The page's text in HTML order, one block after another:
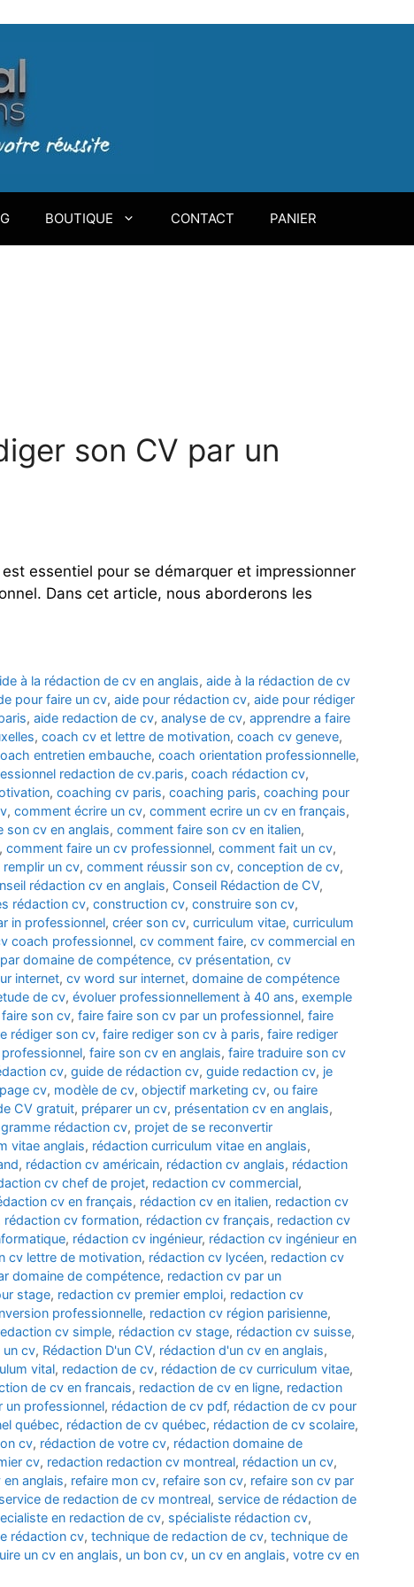
BOUTIQUE CONTACT PANIER
son CV par un
essentiel pour se démarquer et impressionner
Dans cet article, nous aborderons les
à la rédaction de cv en anglais,aide à la rédaction de cv
pour faire un cv, aide pour rédaction cv, aide pour rédiger
, aide redaction de cv, analyse de cv, apprendre a faire
, coach cv et lettre de motivation, coach cv geneve,
entretien embauche, coach orientation professionnelle,
redaction de cv.paris, coach rédaction cv,
, coaching cv paris, coaching paris, coaching pour
, comment écrire un cv, comment ecrire un cv en français,
son cv en anglais, comment faire son cv en italien,
, comment faire un cv professionnel, comment fait un cv,
un cv, comment réussir son cv, conception de cv,
rédaction cv en anglais, Conseil Rédaction de CV,
rédaction cv, construction cv, construire son cv,
in professionnel, créer son cv, curriculum vitae, curriculum
coach professionnel, cv comment faire, cv commercial en
domaine de compétence, cv présentation, cv
internet, cv word sur internet, domaine de compétence
de cv, évoluer professionnellement à 40 ans, exemple
son cv, faire faire son cv par un professionnel, faire
rédiger son cv, faire rediger son cv à paris, faire rediger
, faire son cv en anglais, faire traduire son cv
cv, guide de rédaction cv, guide redaction cv, je
cv, modèle de cv, objectif marketing cv, ou faire
CV gratuit, préparer un cv, présentation cv en anglais,
rédaction cv, projet de se reconvertir
vitae anglais, rédaction curriculum vitae en anglais,
, rédaction cv américain, rédaction cv anglais, rédaction
cv chef de projet, redaction cv commercial,
cv en français, rédaction cv en italien, redaction cv
rédaction cv formation, rédaction cv français, redaction cv
, rédaction cv ingénieur, rédaction cv ingénieur en
cv lettre de motivation, rédaction cv lycéen, redaction cv
domaine de compétence, redaction cv par un
stage, redaction cv premier emploi, redaction cv
professionnelle, redaction cv région parisienne,
cv simple, rédaction cv stage, rédaction cv suisse,
un cv, Rédaction D'un CV, rédaction d'un cv en anglais,
vital, redaction de cv, rédaction de cv curriculum vitae,
de cv en francais, redaction de cv en ligne, redaction
un professionnel, rédaction de cv pdf, rédaction de cv pour
québec, rédaction de cv québec, rédaction de cv scolaire,
cv, rédaction de votre cv, rédaction domaine de
cv, redaction redaction cv montreal, rédaction un cv,
anglais, refaire mon cv, refaire son cv, refaire son cv par
service de redaction de cv montreal, service de rédaction de
en redaction de cv, spécialiste rédaction cv,
rédaction cv, technique de redaction de cv, technique de
un cv en anglais, un bon cv, un cv en anglais, votre cv en